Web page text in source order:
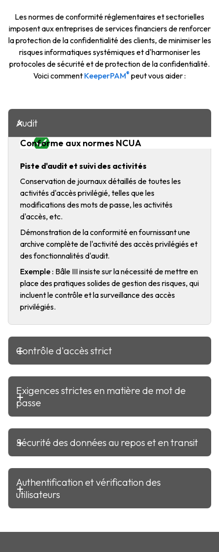
Les normes de conformité réglementaires et sectorielles
imposent aux entreprises de services financiers de renforcer
la protection de la confidentialité des clients, de minimiser les
risques informatiques systémiques et d'harmoniser les
protocoles de sécurité et de protection de la confidentialité.
Voici comment KeeperPAM® peut vous aider :
Piste d'audit et suivi des activités
Conservation de journaux détaillés de toutes les
activités d'accès privilégié, telles que les
modifications des mots de passe, les activités
d'accès, etc.
Démonstration de la conformité en fournissant une
archive complète de l'activité des accès privilégiés et
des fonctionnalités d'audit.
Exemple : Bâle III insiste sur la nécessité de mettre en
place des pratiques solides de gestion des risques, qui
incluent le contrôle et la surveillance des accès
privilégiés.
Audit
Contrôle d'accès strict
Exigences strictes en matière de mot de
passe
Sécurité des données au repos et en transit
Authentification et vérification des
utilisateurs